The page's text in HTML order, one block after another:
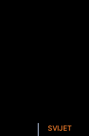
SVIJET